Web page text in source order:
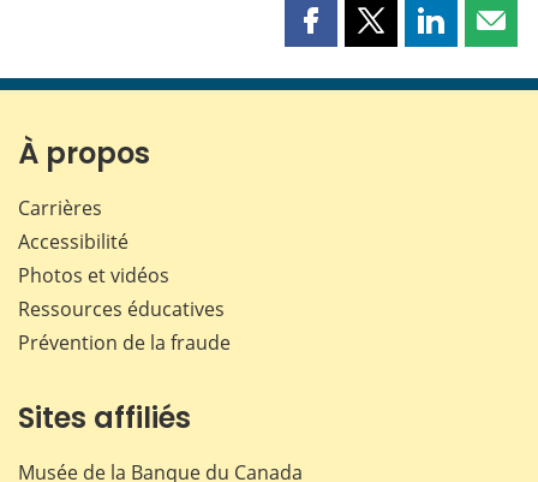
Partager
page
Partager
page
Partager
page page
À propos
Carrières
Accessibilité
Photos et vidéos
Ressources éducatives
Prévention de la fraude
Sites affiliés
Musée de la Banque du Canada